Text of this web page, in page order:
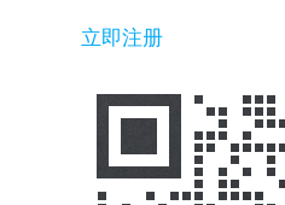
立即注册